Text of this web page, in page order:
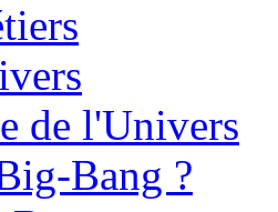
de l'Univers
Bang ?